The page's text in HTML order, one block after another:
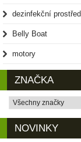
dezinfekční
Belly Boat
motory
ZNAČKA
NOVINKY